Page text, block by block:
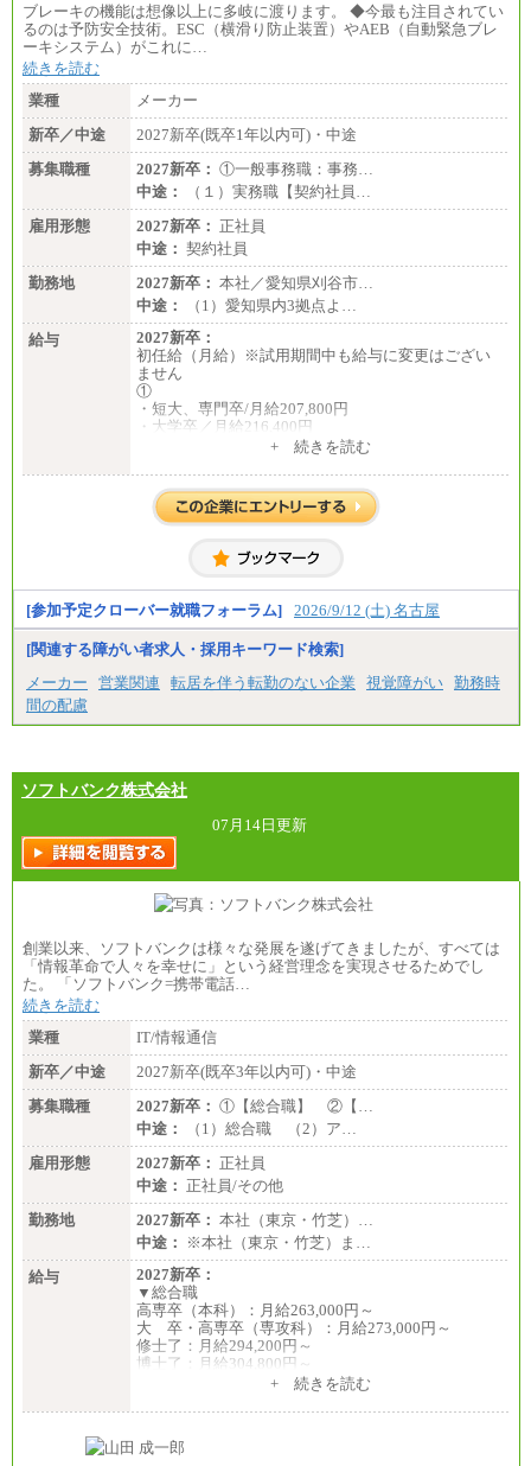
月給：201,000円～
想定年収：360万円～680万円
年収例：
年収例は賞与含む、残業代・家族手当含まず
※キャリアや能力等を考慮の上、当社規定により確
定します
※残業手当：別途支給
※固定給に固定残業代含まず
※試用期間中も給与に変更なし
ブレーキの機能は想像以上に多岐に渡ります。 ◆今最も注目されてい
るのは予防安全技術。ESC（横滑り防止装置）やAEB（自動緊急ブレ
ーキシステム）がこれに…
続きを読む
業種
メーカー
新卒／中途
2027新卒(既卒1年以内可)・中途
募集職種
2027新卒： ①一般事務職：事務…
中途：
（１）実務職【契約社員…
雇用形態
2027新卒： 正社員
中途： 契約社員
勤務地
2027新卒： 本社／愛知県刈谷市…
中途：
（1）愛知県内3拠点よ…
給与
2027新卒：
初任給（月給）※試用期間中も給与に変更はござい
ません
①
・短大、専門卒/月給207,800円
・大学卒／月給216,400円
※大学院修了は大学卒の金額を最低額とし、経験・
す。
②③
・大学卒／月給282,000円
※技術系応募における、博士課程修了は大学卒(また
は修士了)の金額を最低額とし、経験・能力を考慮の
うえ当社規程に基づき決定いたします。
中途：
（1）月給 246,660円
（2）時間給 1,500円/月給モデル\337,000～
+ 続きを読む
[参加予定クローバー就職フォーラム] 2026/9/12 (土) 名古屋
[関連する障がい者求人・採用キーワード検索]
メーカー
営業関連 転居を伴う転勤のない企業 視覚障がい 勤務時
間の配慮
ソフトバンク株式会社
07月14日更新
創業以来、ソフトバンクは様々な発展を遂げてきましたが、すべては
「情報革命で人々を幸せに」という経営理念を実現させるためでし
た。 「ソフトバンク=携帯電話…
続きを読む
業種
IT/情報通信
新卒／中途
2027新卒(既卒3年以内可)・中途
募集職種
2027新卒： ①【総合職】 ②【…
中途：
（1）総合職 （2）ア…
雇用形態
2027新卒： 正社員
中途： 正社員/その他
勤務地
2027新卒： 本社（東京・竹芝）…
中途：
※本社（東京・竹芝）ま…
給与
2027新卒：
▼総合職
高専卒（本科）：月給263,000円～
大 卒・高専卒（専攻科）：月給273,000円～
修士了：月給294,200円～
博士了：月給304,800円～
で、それらを入社後の実業務において発揮できると
することがあります
+ 続きを読む